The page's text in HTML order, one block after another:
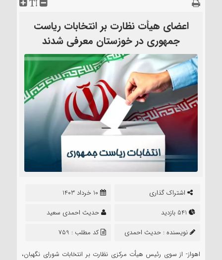
اعضای هیأت نظارت بر انتخابات ریاست
جمهوری در خوزستان معرفی شدند
اشتراک گذاری
10 خرداد 1403
حدیث احمدی سعید
نویسنده : حدیث احمدی
سعید
کد مطلب : 759
اهواز- از سوی رئیس هیأت مرکزی نظارت بر انتخابات شورای نگهبان،